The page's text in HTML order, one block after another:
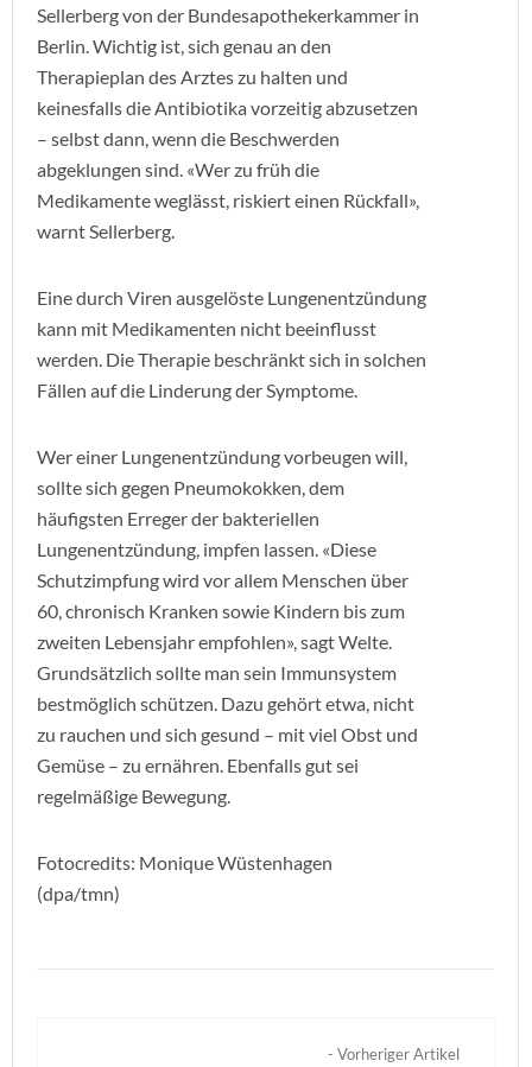
Sellerberg von der Bundesapothekerkammer in
Berlin. Wichtig ist, sich genau an den
Therapieplan des Arztes zu halten und
keinesfalls die Antibiotika vorzeitig abzusetzen
– selbst dann, wenn die Beschwerden
abgeklungen sind. «Wer zu früh die
Medikamente weglässt, riskiert einen Rückfall»,
warnt Sellerberg.
Eine durch Viren ausgelöste Lungenentzündung
kann mit Medikamenten nicht beeinflusst
werden. Die Therapie beschränkt sich in solchen
Fällen auf die Linderung der Symptome.
Wer einer Lungenentzündung vorbeugen will,
sollte sich gegen Pneumokokken, dem
häufigsten Erreger der bakteriellen
Lungenentzündung, impfen lassen. «Diese
Schutzimpfung wird vor allem Menschen über
60, chronisch Kranken sowie Kindern bis zum
zweiten Lebensjahr empfohlen», sagt Welte.
Grundsätzlich sollte man sein Immunsystem
bestmöglich schützen. Dazu gehört etwa, nicht
zu rauchen und sich gesund – mit viel Obst und
Gemüse – zu ernähren. Ebenfalls gut sei
regelmäßige Bewegung.
Fotocredits: Monique Wüstenhagen
(dpa/tmn)
- Vorheriger Artikel